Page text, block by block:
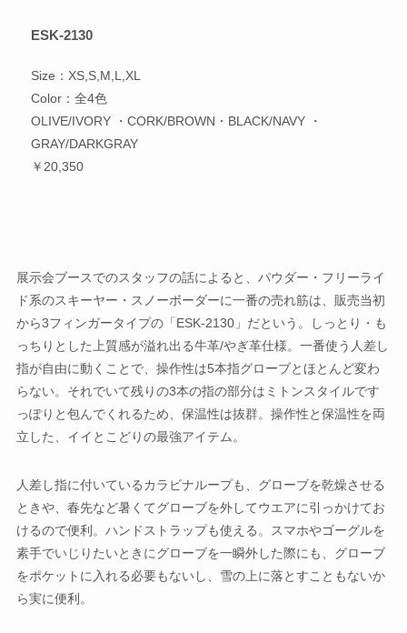
ESK-2130
Size：XS,S,M,L,XL
Color：全4色
OLIVE/IVORY ・CORK/BROWN・BLACK/NAVY ・
GRAY/DARKGRAY
￥20,350
展示会ブースでのスタッフの話によると、パウダー・フリーライ
ド系のスキーヤー・スノーボーダーに一番の売れ筋は、販売当初
から3フィンガータイプの「ESK-2130」だという。しっとり・も
っちりとした上質感が溢れ出る牛革/やぎ革仕様。一番使う人差し
指が自由に動くことで、操作性は5本指グローブとほとんど変わ
らない。それでいて残りの3本の指の部分はミトンスタイルです
っぽりと包んでくれるため、保温性は抜群。操作性と保温性を両
立した、イイとこどりの最強アイテム。
人差し指に付いているカラビナループも、グローブを乾燥させる
ときや、春先など暑くてグローブを外してウエアに引っかけてお
けるので便利。ハンドストラップも使える。スマホやゴーグルを
素手でいじりたいときにグローブを一瞬外した際にも、グローブ
をポケットに入れる必要もないし、雪の上に落とすこともないか
ら実に便利。